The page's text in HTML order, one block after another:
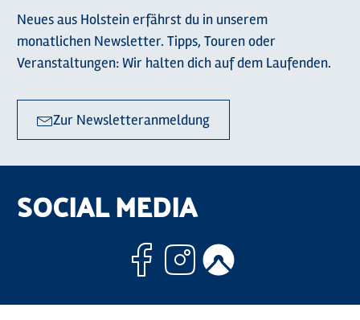
Neues aus Holstein erfährst du in unserem
monatlichen Newsletter. Tipps, Touren oder
Veranstaltungen: Wir halten dich auf dem Laufenden.
Zur Newsletteranmeldung
SOCIAL MEDIA
Facebook
Instagram